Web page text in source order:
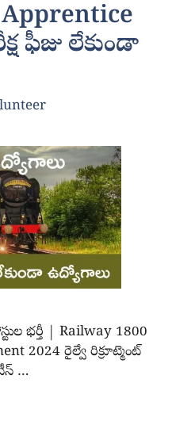
ఫీజు లేకుండా
భర్తీ | Railway 1800
2024 రైల్వే రిక్రూట్మెంట్
…